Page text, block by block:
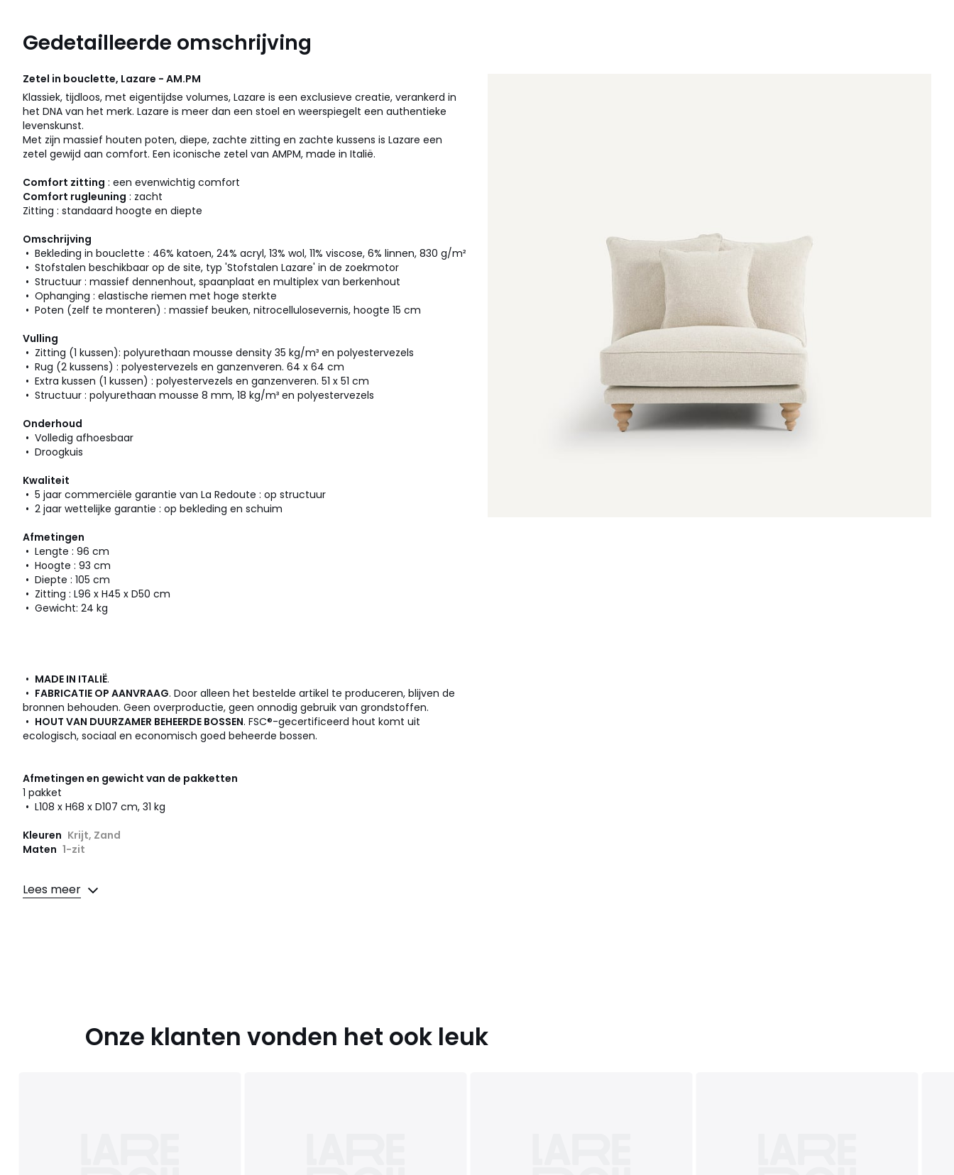
Gedetailleerde omschrijving
Zetel in bouclette, Lazare - AM.PM
Klassiek, tijdloos, met eigentijdse volumes, Lazare is een exclusieve creatie, verankerd in
het DNA van het merk. Lazare is meer dan een stoel en weerspiegelt een authentieke
levenskunst.
Met zijn massief houten poten, diepe, zachte zitting en zachte kussens is Lazare een
zetel gewijd aan comfort. Een iconische zetel van AMPM, made in Italië.
Comfort zitting : een evenwichtig comfort
Comfort rugleuning : zacht
Zitting : standaard hoogte en diepte
Omschrijving
• Bekleding in bouclette : 46% katoen, 24% acryl, 13% wol, 11% viscose, 6% linnen, 830 g/m²
• Stofstalen beschikbaar op de site, typ 'Stofstalen Lazare' in de zoekmotor
• Structuur : massief dennenhout, spaanplaat en multiplex van berkenhout
• Ophanging : elastische riemen met hoge sterkte
• Poten (zelf te monteren) : massief beuken, nitrocellulosevernis, hoogte 15 cm
Vulling
• Zitting (1 kussen): polyurethaan mousse density 35 kg/m³ en polyestervezels
• Rug (2 kussens) : polyestervezels en ganzenveren. 64 x 64 cm
• Extra kussen (1 kussen) : polyestervezels en ganzenveren. 51 x 51 cm
• Structuur : polyurethaan mousse 8 mm, 18 kg/m³ en polyestervezels
Onderhoud
• Volledig afhoesbaar
• Droogkuis
Kwaliteit
• 5 jaar commerciële garantie van La Redoute : op structuur
• 2 jaar wettelijke garantie : op bekleding en schuim
Afmetingen
• Lengte : 96 cm
• Hoogte : 93 cm
• Diepte : 105 cm
• Zitting : L96 x H45 x D50 cm
• Gewicht: 24 kg
• MADE IN ITALIË.
• FABRICATIE OP AANVRAAG. Door alleen het bestelde artikel te produceren, blijven de
bronnen behouden. Geen overproductie, geen onnodig gebruik van grondstoffen.
• HOUT VAN DUURZAMER BEHEERDE BOSSEN. FSC®-gecertificeerd hout komt uit
ecologisch, sociaal en economisch goed beheerde bossen.
Afmetingen en gewicht van de pakketten
1 pakket
• L108 x H68 x D107 cm, 31 kg
Kleuren Krijt, Zand
Maten 1-zit
Lees meer
Onze klanten vonden het ook leuk